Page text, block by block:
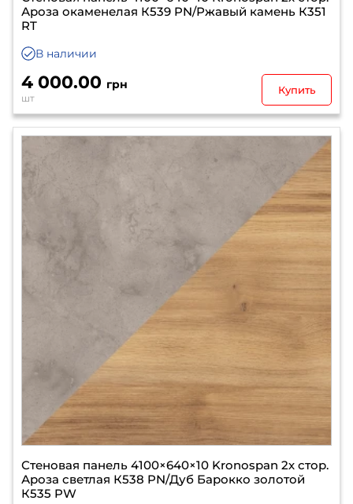
Ароза окаменелая К539 PN/Ржавый камень К351
RT
В наличии
4 000.00 грн
шт
Купить
Стеновая панель 4100×640×10 Kronospan 2х стор.
Ароза светлая К538 PN/Дуб Барокко золотой
К535 PW